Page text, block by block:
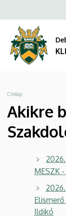
büszkék
KLINIKAI
a
tartalomra
Morzsa
Címlap
Akikre
MESZK
Ildikó